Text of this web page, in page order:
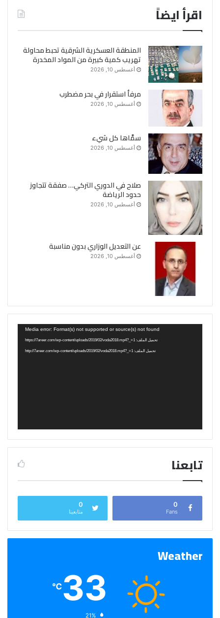
اقرأ ايضاً
المنطقة العسكرية الشرقية تحبط محاولة
تهريب كمية كبيرة من المواد المخدرة
أغسطس 10, 2026
مرفأ استقرار في بحر مضطرب
أغسطس 10, 2026
سمَّاها كل شيء
أغسطس 10, 2026
صلاح في الدوري التركي… صفقة تتجاوز
حدود الرياضة
أغسطس 10, 2026
عن التعديل الوزاري بدون مناسبة
أغسطس 10, 2026
Media error: Format(s) not supported or source(s) not found
تحميل الملف: https://7areer.com/wp-content/uploads/2019/02/voda2018.mp4?_=1
تحميل الملف: http://7areer.com/wp-content/uploads/2019/02/voda2018.mp4?_=1
تابعنا
0
Fans
0
متابعينا
Weather
33
℃
الرطوبة: